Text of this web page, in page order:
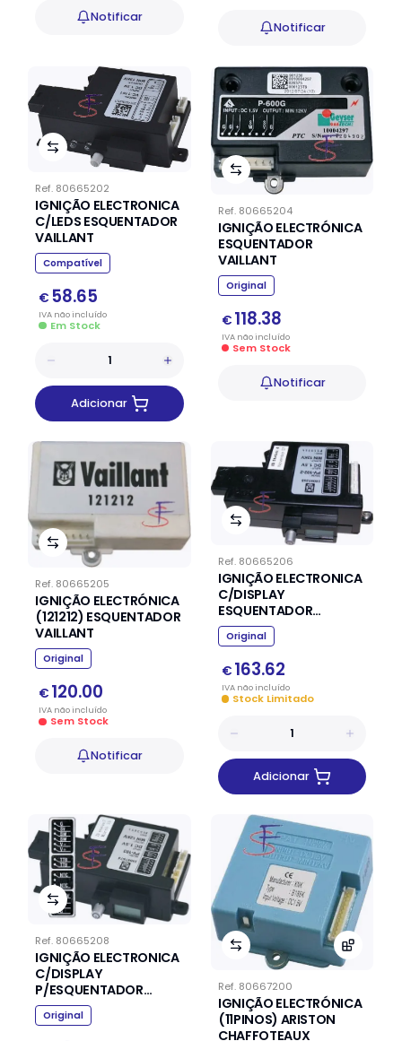
Notificar
Notificar
Ref. 80665202
IGNIÇÃO ELECTRONICA
C/LEDS ESQUENTADOR
VAILLANT
Compatível
€ 58.65
IVA nãoincluído
Em Stock
Adicionar
Ref. 80665204
IGNIÇÃO ELECTRÓNICA
ESQUENTADOR
VAILLANT
Original
€ 118.38
IVA nãoincluído
Sem Stock
Notificar
Ref. 80665205
IGNIÇÃO ELECTRÓNICA
(121212) ESQUENTADOR
VAILLANT
Original
€ 120.00
IVA nãoincluído
Sem Stock
Notificar
Ref. 80665206
IGNIÇÃO ELECTRONICA
C/DISPLAY
ESQUENTADOR
VAILLANT
Original
€ 163.62
IVA nãoincluído
Stock Limitado
Adicionar
Ref. 80665208
IGNIÇÃO ELECTRONICA
C/DISPLAY
P/ESQUENTADOR
VENTILADO VAILLANT
Original
Ref. 80667200
IGNIÇÃO ELECTRÓNICA
(11PINOS) ARISTON
CHAFFOTEAUX